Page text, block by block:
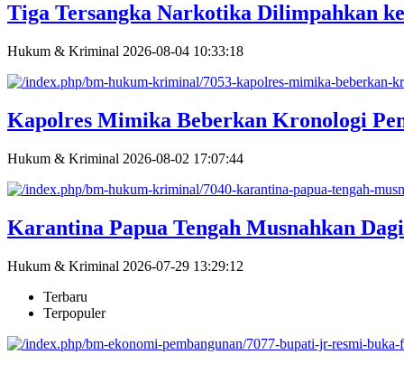
Tiga Tersangka Narkotika Dilimpahkan
Hukum & Kriminal 2026-08-04 10:33:18
Kapolres Mimika Beberkan Kronologi
Hukum & Kriminal 2026-08-02 17:07:44
Karantina Papua Tengah Musnahkan
Hukum & Kriminal 2026-07-29 13:29:12
Terbaru
Terpopuler